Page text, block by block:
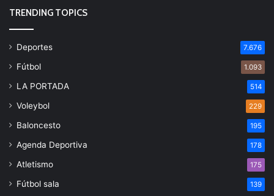
TRENDING TOPICS
Deportes 7.676
Fútbol 1.093
LA PORTADA 514
Voleybol 229
Baloncesto 195
Agenda Deportiva 178
Atletismo 175
Fútbol sala 139